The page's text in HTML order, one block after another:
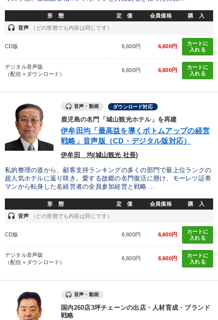
形 態 定 価 会員価格 購 入
headset 音声 （どの形態でも内容は同じです）
CD版 6,600円 6,600円
カートに
入れる
デジタル音声版
（配信＋ダウンロード）
6,600円 6,600円
カートに
入れる
音声・動画 ダウンロード対応
鹿児島の名門「城山観光ホテル」を再建
伊牟田均「最高益を導くボトムアップの経営
戦略」音声版（CD・デジタル版対応）
伊牟田 均(城山観光 社長)
私的整理の道から、顧客支持ランキングの多くの部門で最上位ランクの
超人気ホテルに返り咲き。愛する故郷の名門復活に懸け、モーレツ証券
マンから転身した名経営者の全員参加経営と戦略 ...
形 態 定 価 会員価格 購 入
headset 音声 （どの形態でも内容は同じです）
CD版 6,600円 6,600円
カートに
入れる
デジタル音声版
（配信＋ダウンロード）
6,600円 6,600円
カートに
入れる
音声・動画
国内260店3坪チェーンの出店・人材育成・ブランド
戦略